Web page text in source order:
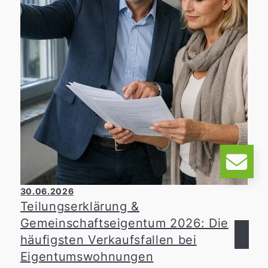
Gesamtschule Heiligenhaus im Einsatz und
hat mit viel Freude den Spielekeller neu
gestrichen. Mit frischer Farbe und tatkräftiger
Unterstützung konnten wir einen kleinen
Beitrag dazu leisten, den Raum neu zu
gestalten und eine angenehme Umgebung für
die Schülerinnen und Schüler zu schaffen.
30.06.2026
Teilungserklärung &
Gemeinschaftseigentum 2026: Die
häufigsten Verkaufsfallen bei
Eigentumswohnungen